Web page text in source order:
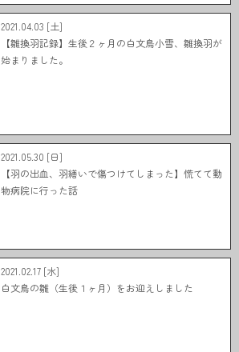
2021.04.03 [土]
【雛換羽記録】生後２ヶ月の白文鳥小雪、雛換羽が
始まりました。
2021.05.30 [日]
【羽の出血、羽繕いで傷つけてしまった】慌てて動
物病院に行った話
2021.02.17 [水]
白文鳥の雛（生後１ヶ月）をお迎えしました